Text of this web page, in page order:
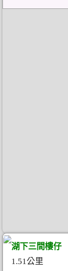
湖下三間樓仔
1.51公里